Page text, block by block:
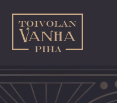
Siirry
suoraan
sisältöön
Toivolan vanha piha
kauneimmassa
pihapiirissä